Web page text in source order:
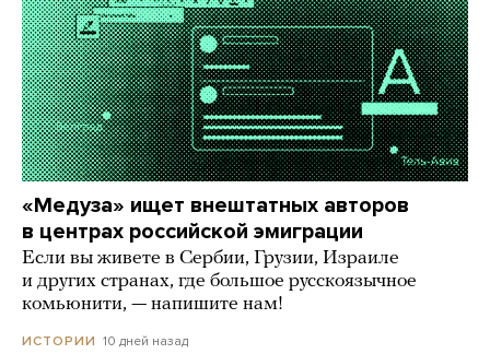
«Медуза» ищет внештатных авторов
в центрах российской эмиграции
Если вы живете в Сербии, Грузии, Израиле
и других странах, где большое русскоязычное
комьюнити, — напишите нам!
ИСТОРИИ 10 дней назад